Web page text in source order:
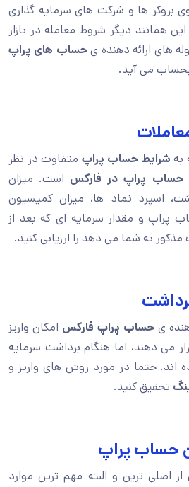
بروکر ها و شرکت های سرمایه گذاری
همانند دیگر شروط معامله در بازار
های ارائه دهنده یحساب های پراپ
می آید.
به شرایط حساب پراپ متفاوت در نظر
حساب پراپ در فارکس است. میزان
اسپرد نماد ها، میزان کمیسیون
پراپ و مقدار سرمایه ای که بعد از
به شما می دهد را ارزیابی کنید.
ی حساب پراپ فارکس امکان واریز
می دهند، اما هنگام برداشت سرمایه
اند. حتما در مورد روش های واریز و
تحقیق کنید.
حساب پراپ
از اصلی ترین و البته مهم ترین موارد